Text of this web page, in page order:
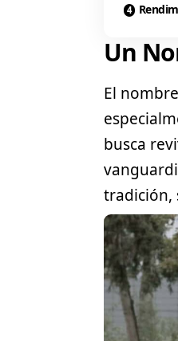
Un
El nombre
busca
tradición,